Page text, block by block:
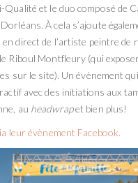
Qualité et le duo composé de
À cela s’ajoute
direct de l’artiste peintre de
Riboul Montfleury (qui
sur le site). Un évènement
avec des initiations aux
au headwrapet bien plus!
leur évènement Facebook.